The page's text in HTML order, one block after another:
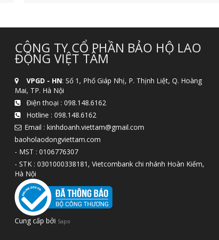
CÔNG TY CỔ PHẦN BẢO HỘ LAO
ĐỘNG VIỆT TÂM
VPGD - HN: Số 1, Phố Giáp Nhị, P. Thịnh Liệt, Q. Hoàng
Mai, TP. Hà Nội
Điện thoại : 098.148.6162
Hotline : 098.148.6162
Email : kinhdoanh.viettam@gmail.com
baoholaodongviettam.com
- MST : 0106776307
- STK : 0301000338181, Vietcombank chi nhánh Hoàn Kiếm,
Hà Nội
Cung cấp bởi Sapo